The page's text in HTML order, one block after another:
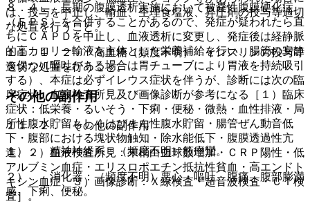
８．４． 長期の腹膜透析実施において被嚢性腹膜硬化症
（ＥＰＳ）を合併することがあるので、発症が疑われたら直
ちにＣＡＰＤを中止し、血液透析に変更し、発症後は経静脈
的高カロリー輸液を主体とした栄養補給を行い、腸管の安静
を保つ（嘔吐がある場合は胃チューブにより胃液を持続吸引
する）、本症は必ずイレウス症状を伴うが、診断には次の臨
床症状、血液検査所見及び画像診断が参考になる［１）臨床
症状：低栄養・るいそう・下痢・便秘・微熱・血性排液・局
所性腹水貯留もしくはびまん性腹水貯留・腸管ぜん動音低
下・腹部における塊状物触知・除水能低下・腹膜透過性亢
進、２）血液検査所見：末梢白血球数増加・ＣＲＰ陽性・低
アルブミン血症・エリスロポエチン抵抗性貧血・高エンドト
キシン血症、３）画像診断：Ｘ線検査・超音波検査・ＣＴ検
査］。
は、投与を中止し、輸血、生理食塩液、昇圧剤の投与等適切
な処置を行うこと。
１１．１．２． 高血糖（頻度不明）：インスリンの投与等
適切な処置を行うこと。
その他の副作用
１１．２． その他の副作用
１）． 精神神経系：（頻度不明）筋痙攣。
２）． 消化器：（頻度不明）悪心・嘔吐、腹痛、腹部膨満
感、下痢、便秘。